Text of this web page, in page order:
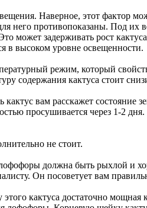
Наверное, этот фактор
него противопоказаны. Под их
может задерживать рост
в высоком уровне освещенности.
режим, который
содержания кактуса стоит
кактус вам расскажет
просушивается через 1-2
не стоит.
должна быть рыхлой и
Он посоветует вам
кактуса достаточно